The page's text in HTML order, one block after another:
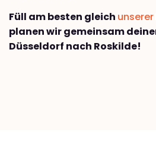
Füll am besten gleich
planen wir gemeinsam
Düsseldorf nach Roskilde!